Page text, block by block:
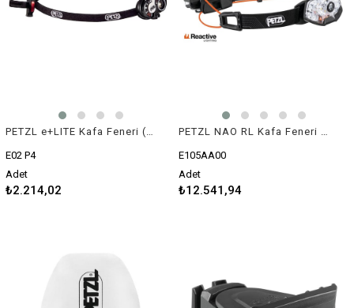
PETZL e+LITE Kafa Feneri (40 lümen)
E02 P4
Adet
₺2.214,02
PETZL NAO RL Kafa Feneri (1500 lümen)
E105AA00
Adet
₺12.541,94